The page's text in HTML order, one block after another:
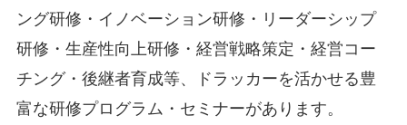
ング研修・イノベーション研修・リーダーシップ
研修・生産性向上研修・経営戦略策定・経営コー
チング・後継者育成等、ドラッカーを活かせる豊
富な研修プログラム・セミナーがあります。